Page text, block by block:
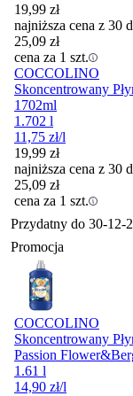
19,99 zł
najniższa cena z 30
25,09 zł
cena za 1 szt.
COCCOLINO
Skoncentrowany
1702ml
1.702 l
11,75 zł/l
19,99 zł
najniższa cena z 30
25,09 zł
cena za 1 szt.
Przydatny do 30-12-
Promocja
COCCOLINO
Skoncentrowany
Passion
1.61 l
14,90 zł/l